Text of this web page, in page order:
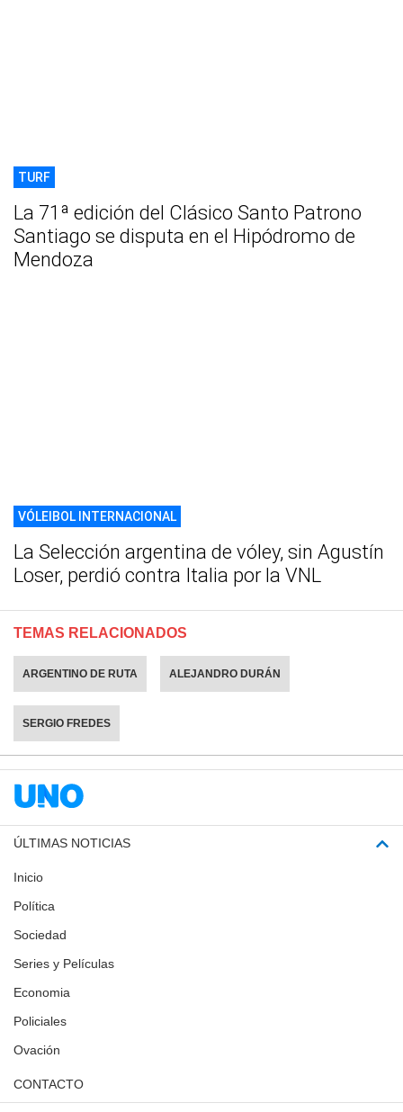
TURF
La 71ª edición del Clásico Santo Patrono
Santiago se disputa en el Hipódromo de
Mendoza
VÓLEIBOL INTERNACIONAL
La Selección argentina de vóley, sin Agustín
Loser, perdió contra Italia por la VNL
TEMAS RELACIONADOS
ARGENTINO DE RUTA ALEJANDRO DURÁN
SERGIO FREDES
ÚLTIMAS NOTICIAS
Inicio
Política
Sociedad
Series y Películas
Economia
Policiales
Ovación
CONTACTO